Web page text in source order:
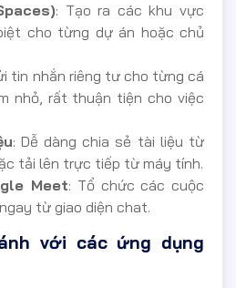
: Tạo ra các khu vực
cho từng dự án hoặc chủ
tin nhắn riêng tư cho từng cá
nhỏ, rất thuận tiện cho việc
: Dễ dàng chia sẻ tài liệu từ
tải lên trực tiếp từ máy tính.
Meet: Tổ chức các cuộc
từ giao diện chat.
với các ứng dụng